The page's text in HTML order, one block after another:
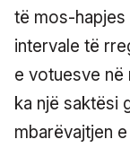
të mos-hapjes
intervale të
e votuesve në
ka një saktësi
mbarëvajtjen